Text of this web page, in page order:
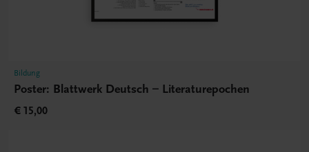
Bildung
Poster: Blattwerk Deutsch – Literaturepochen
€ 15,00